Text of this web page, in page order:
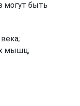
могут быть
мышц;